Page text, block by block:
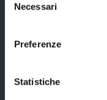
delNecessari
Preferenze
Statistiche
URP